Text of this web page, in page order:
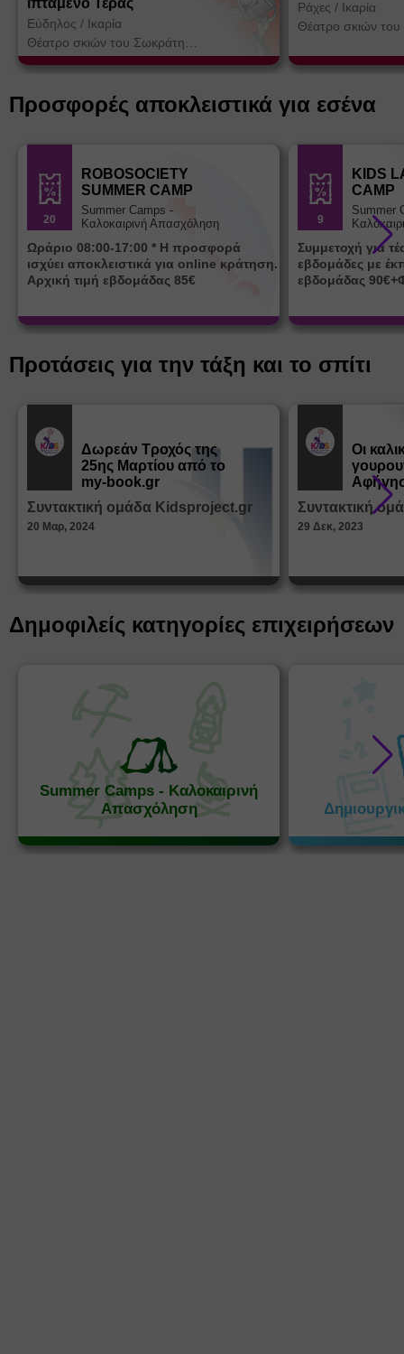
ιπτάμενο Τέρας
Εύδηλος / Ικαρία
Θέατρο σκιών του Σωκράτη
Κοτσορέ
Ράχες / Ικαρία
Θέατρο σκιών
Προσφορές αποκλειστικά για εσένα
20
ROBOSOCIETY
SUMMER CAMP
Summer Camps -
Καλοκαιρινή Απασχόληση
Ωράριο 08:00-17:00 * Η προσφορά
ισχύει αποκλειστικά για online κράτηση.
Αρχική τιμή εβδομάδας 85€
9
KIDS
CAMP
Summer
Συμμετοχή για
εβδομάδες με
εβδομάδας
Προτάσεις για την τάξη και το σπίτι
Δωρεάν Tροχός της
25ης Μαρτίου από το
my-book.gr
Συντακτική ομάδα Kidsproject.gr
20 Μαρ, 2024
Οι
από τα
Συντακτική
29 Δεκ, 2023
Δημοφιλείς κατηγορίες επιχειρήσεων
Summer Camps - Καλοκαιρινή
Απασχόληση